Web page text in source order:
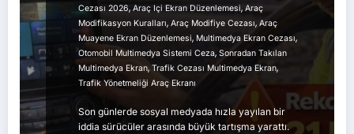
Cezası 2026, Araç Içi Ekran Düzenlemesi, Araç
Modifikasyon Kuralları, Araç Modifiye Cezası, Araç
Muayene Ekran Düzenlemesi, Multimedya Ekran Cezası,
Otomobil Multimedya Sistemi Ceza, Sonradan Takılan
Multimedya Ekran, Trafik Cezası Multimedya Ekran,
Trafik Yönetmeliği Araç Ekranı
Son günlerde sosyal medyada hızla yayılan bir
iddia sürücüler arasında büyük tartışma yarattı.